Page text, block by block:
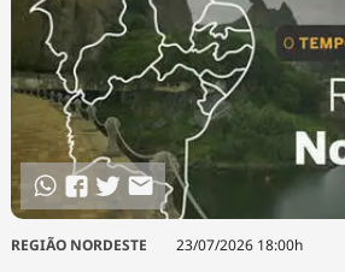
REGIÃO NORDESTE 23/07/2026 18:00h